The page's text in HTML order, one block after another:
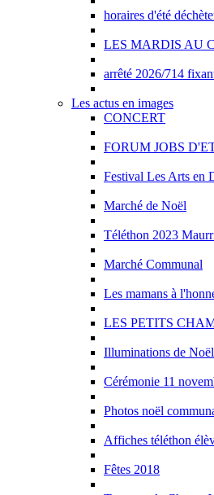
horaires d'été
LES MARDIS AU
arrêté 2026/714
Les actus en images
CONCERT
FORUM JOBS
Festival Les Arts en
Marché de Noël
Téléthon 2023
Marché Communal
Les mamans à
LES PETITS
Illuminations de Noël
Cérémonie 11
Photos noël
Affiches téléthon
Fêtes 2018